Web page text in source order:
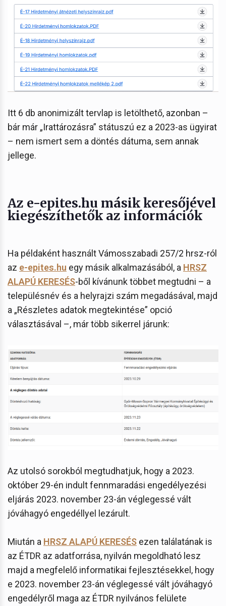
Itt 6 db anonimizált tervlap is letölthető, azonban –
bár már „Irattározásra” státuszú ez a 2023-as ügyirat
– nem ismert sem a döntés dátuma, sem annak
jellege.
Az e-epites.hu másik keresőjével
kiegészíthetők az információk
Ha példaként használt Vámosszabadi 257/2 hrsz-ról
az e-epites.hu egy másik alkalmazásából, a HRSZ
ALAPÚ KERESÉS-ből kívánunk többet megtudni – a
településnév és a helyrajzi szám megadásával, majd
a „Részletes adatok megtekintése” opció
választásával –, már több sikerrel járunk:
Az utolsó sorokból megtudhatjuk, hogy a 2023.
október 29-én indult fennmaradási engedélyezési
eljárás 2023. november 23-án véglegessé vált
jóváhagyó engedéllyel lezárult.
Miután a HRSZ ALAPÚ KERESÉS ezen találatának is
az ÉTDR az adatforrása, nyilván megoldható lesz
majd a megfelelő informatikai fejlesztésekkel, hogy
e 2023. november 23-án véglegessé vált jóváhagyó
engedélyről maga az ÉTDR nyilvános felülete